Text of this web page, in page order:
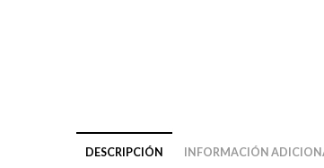
DESCRIPCIÓN INFORMACIÓN